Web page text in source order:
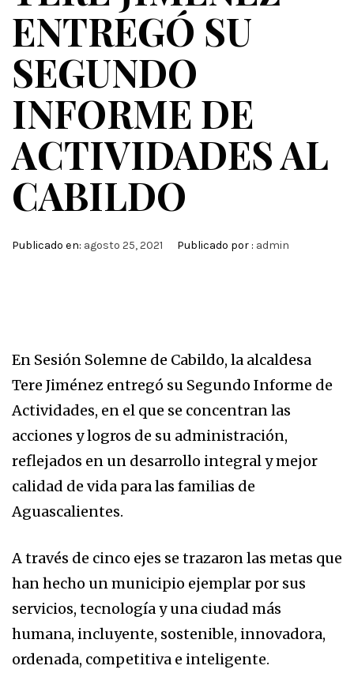
ENTREGÓ SU
SEGUNDO
INFORME DE
ACTIVIDADES AL
CABILDO
Publicado en: agosto 25, 2021 Publicado por : admin
En Sesión Solemne de Cabildo, la alcaldesa
Tere Jiménez entregó su Segundo Informe de
Actividades, en el que se concentran las
acciones y logros de su administración,
reflejados en un desarrollo integral y mejor
calidad de vida para las familias de
Aguascalientes.
A través de cinco ejes se trazaron las metas que
han hecho un municipio ejemplar por sus
servicios, tecnología y una ciudad más
humana, incluyente, sostenible, innovadora,
ordenada, competitiva e inteligente.